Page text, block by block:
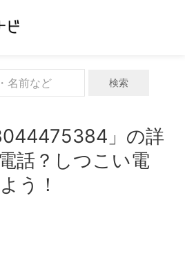
検索
」の詳
話？しつこい電
う！